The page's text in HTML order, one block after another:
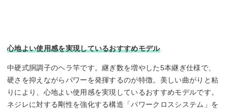
心地よい使用感を実現しているおすすめモデル
中硬式胴調子のヘラ竿です。継ぎ数を増やした5本継ぎ仕様で、
硬さを抑えながらパワーを発揮するのが特徴。美しい曲がりと粘
りにより、心地よい使用感を実現しているおすすめモデルです。
ネジレに対する剛性を強化する構造「パワークロスシステム」を